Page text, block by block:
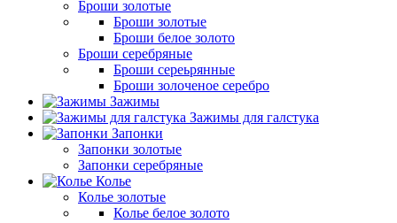
Броши золотые
Броши золотые
Броши белое золото
Броши серебряные
Броши сереьрянные
Броши золоченое серебро
Зажимы
Зажимы для галстука
Запонки
Запонки золотые
Запонки серебряные
Колье
Колье золотые
Колье белое золото